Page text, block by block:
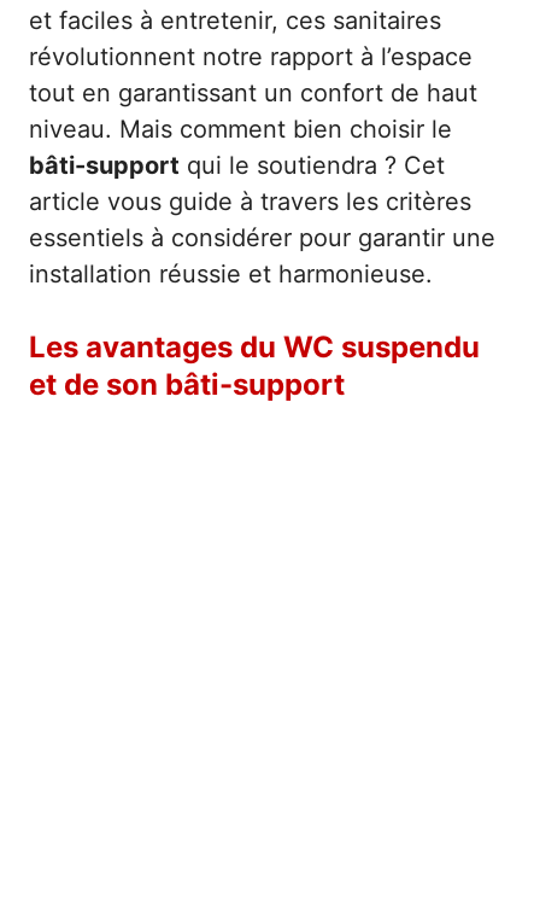
et faciles à entretenir, ces sanitaires
révolutionnent notre rapport à l’espace
tout en garantissant un confort de haut
niveau. Mais comment bien choisir le
bâti-support qui le soutiendra ? Cet
article vous guide à travers les critères
essentiels à considérer pour garantir une
installation réussie et harmonieuse.
Les avantages du WC suspendu
et de son bâti-support